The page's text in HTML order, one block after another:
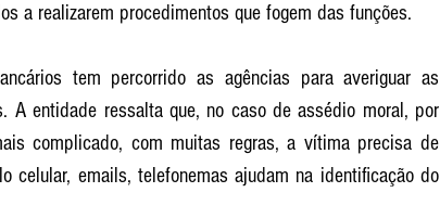
a realizarem procedimentos que fogem das funções.
tem percorrido as agências para averiguar as
A entidade ressalta que, no caso de assédio moral, por
complicado, com muitas regras, a vítima precisa de
celular, emails, telefonemas ajudam na identificação do